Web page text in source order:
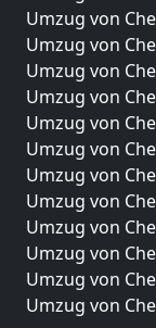
Umzug von
Umzug von
Umzug von
Umzug von
Umzug von
Umzug von
Umzug von
Umzug von
Umzug von
Umzug von
Umzug von
Umzug von